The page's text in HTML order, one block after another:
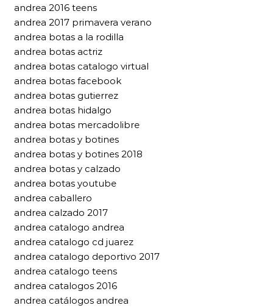
andrea 2016 teens
andrea 2017 primavera verano
andrea botas a la rodilla
andrea botas actriz
andrea botas catalogo virtual
andrea botas facebook
andrea botas gutierrez
andrea botas hidalgo
andrea botas mercadolibre
andrea botas y botines
andrea botas y botines 2018
andrea botas y calzado
andrea botas youtube
andrea caballero
andrea calzado 2017
andrea catalogo andrea
andrea catalogo cd juarez
andrea catalogo deportivo 2017
andrea catalogo teens
andrea catalogos 2016
andrea catálogos andrea